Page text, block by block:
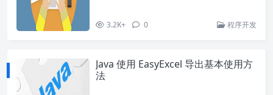
3.2K+ 0 程序开发
Java 使用 EasyExcel 导出基本使用方
法